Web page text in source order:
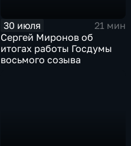
30 июля
21 мин
Сергей Миронов об
итогах работы Госдумы
восьмого созыва